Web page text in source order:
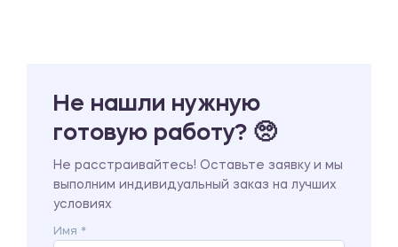
Не нашли нужную
готовую работу? 🥺
Не расстраивайтесь! Оставьте заявку и мы
выполним индивидуальный заказ на лучших
условиях
Имя *